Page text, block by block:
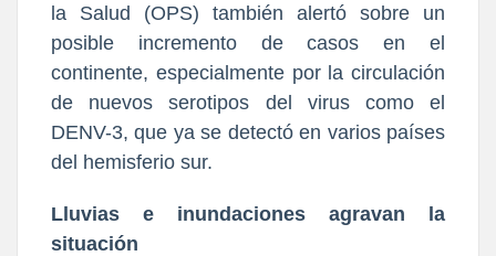
la Salud (OPS) también alertó sobre un
posible incremento de casos en el
continente, especialmente por la circulación
de nuevos serotipos del virus como el
DENV-3, que ya se detectó en varios países
del hemisferio sur.
Lluvias e inundaciones agravan la
situación